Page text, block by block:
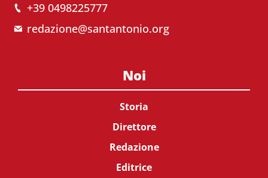
+39 0498225777
redazione@santantonio.org
Noi
Storia
Direttore
Redazione
Editrice